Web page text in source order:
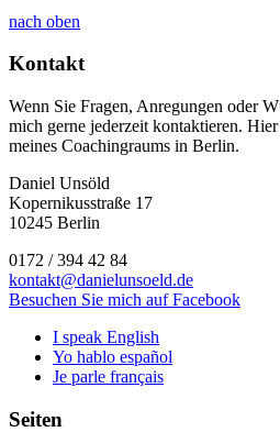
nach oben
Kontakt
Wenn Sie Fragen, Anregungen oder
mich gerne jederzeit kontaktieren.
meines Coachingraums in Berlin.
Daniel Unsöld
Kopernikusstraße 17
10245 Berlin
0172 / 394 42 84
kontakt@danielunsoeld.de
Besuchen Sie mich auf Facebook
I speak English
Yo hablo español
Je parle français
Seiten